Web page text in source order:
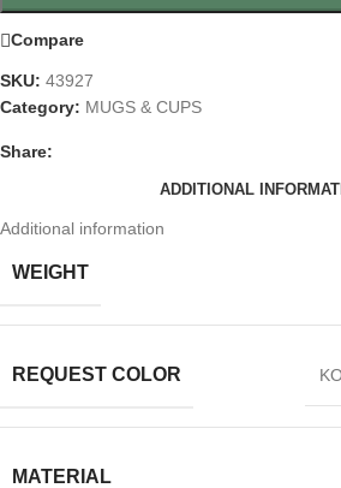
Compare
SKU: 43927
Category: MUGS & CUPS
Share:
ADDITIONAL
Additional information
WEIGHT
REQUEST COLOR
MATERIAL